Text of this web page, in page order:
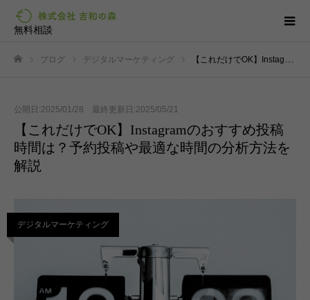
無料相談
ブログ デジタルマーケティング 【これだけでOK】Instagramのおすすめ投稿時間は？予約投稿や最適な時間の分析方法を解説
公開日:2025/01/28 最終更新日:2025/05/21
【これだけでOK】Instagramのおすすめ投稿
時間は？予約投稿や最適な時間の分析方法を
解説
デジタルマーケティング